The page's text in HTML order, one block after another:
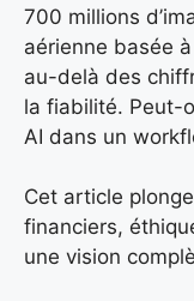
700 millions
aérienne basée
au-delà des
la fiabilité. Peut-
AI dans un
Cet article
financiers,
une vision